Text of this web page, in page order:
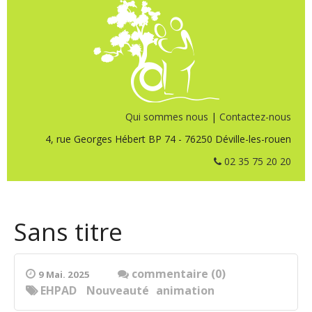
Qui sommes nous | Contactez-nous
4, rue Georges Hébert BP 74 - 76250 Déville-les-rouen
02 35 75 20 20
Sans titre
9 Mai. 2025
commentaire (0)
animation
EHPAD Nouveauté